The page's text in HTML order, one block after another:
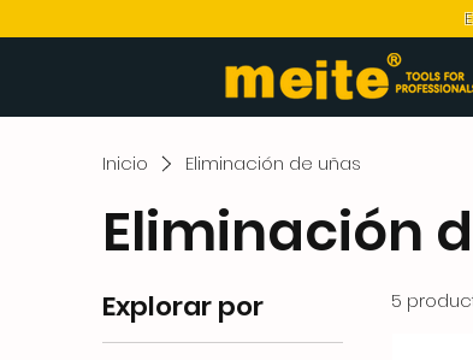
Inicio Eliminación de uñas
Eliminación
Explorar por 5